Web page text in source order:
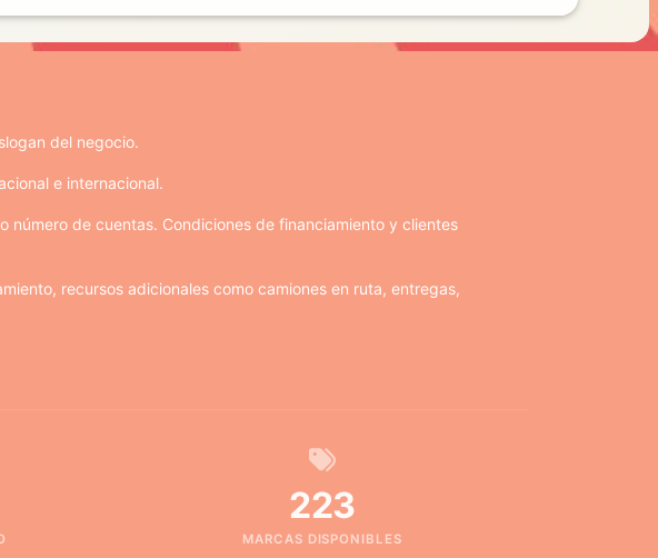
del negocio.
e internacional.
de cuentas. Condiciones de financiamiento y clientes
recursos adicionales como camiones en ruta, entregas,
223
MARCAS DISPONIBLES